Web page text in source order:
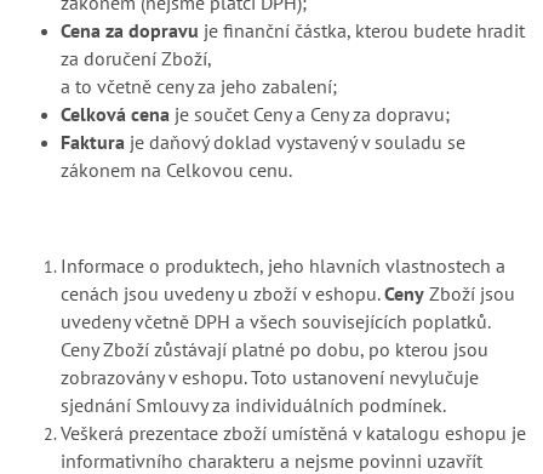
Cena za dopravu je finanční částka, kterou budete hradit
za doručení Zboží,
a to včetně ceny za jeho zabalení;
Celková cena je součet Ceny a Ceny za dopravu;
Faktura je daňový doklad vystavený v souladu se
zákonem na Celkovou cenu.
Informace o produktech, jeho hlavních vlastnostech a
cenách jsou uvedeny u zboží v eshopu.Ceny Zboží jsou
uvedeny včetně DPH a všech souvisejících poplatků.
Ceny Zboží zůstávají platné po dobu, po kterou jsou
zobrazovány v eshopu. Toto ustanovení nevylučuje
sjednání Smlouvy za individuálních podmínek.
Veškerá prezentace zboží umístěná v katalogu eshopu je
informativního charakteru a nejsme povinni uzavřít